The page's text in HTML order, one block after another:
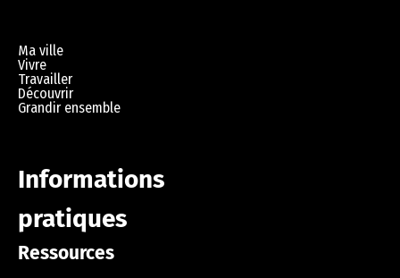
Ma ville
Vivre
Travailler
Découvrir
Grandir ensemble
Informations
pratiques
Ressources